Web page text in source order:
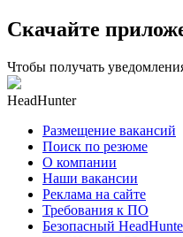
Скачайте
Чтобы получать
HeadHunter
Размещение вакансий
Поиск по резюме
О компании
Наши вакансии
Реклама на сайте
Требования к ПО
Безопасный